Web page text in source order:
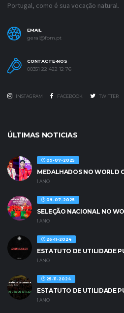
Portugal, como é sua vocação natural.
EMAIL
geral@fpm.pt
CONTACTE-NOS
00351 22 422 12 76
INSTAGRAM FACEBOOK TWITTER
ÚLTIMAS NOTICIAS
09-07-2025
MEDALHADOS NO WORLD
1 ANO
09-07-2025
SELEÇÃO NACIONAL NO
1 ANO
26-11-2024
ESTATUTO DE UTILIDADE
1 ANO
25-11-2024
ESTATUTO DE UTILIDADE
1 ANO